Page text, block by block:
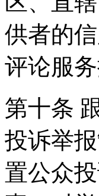
供者的
评论服
第十条
投诉举
置公众